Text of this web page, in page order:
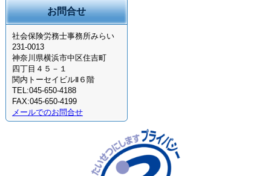
お問合せ
社会保険労務士事務所みらい
231-0013
神奈川県横浜市中区住吉町
四丁目４５－１
関内トーセイビルⅡ６階
TEL:045-650-4188
FAX:045-650-4199
メールでのお問合せ